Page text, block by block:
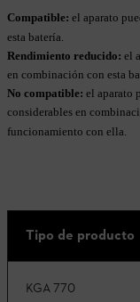
Compatible: el aparato
esta batería.
Rendimiento reducido: el
en combinación con esta
No compatible: el aparato
considerables en
funcionamiento con ella.
Tipo de producto
KGA 770